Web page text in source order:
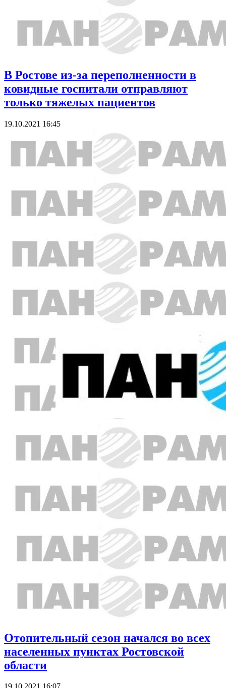
В Ростове из-за переполненности в
ковидные госпитали отправляют
только тяжелых пациентов
19.10.2021 16:45
Отопительный сезон начался во всех
населенных пунктах Ростовской
области